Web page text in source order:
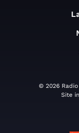
© 2026
Site